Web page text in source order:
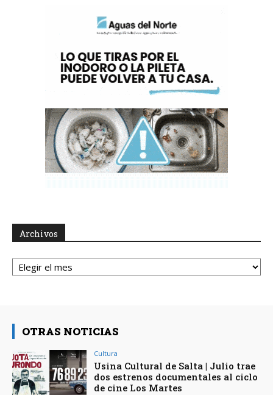
Archivos
Archivos
OTRAS NOTICIAS
Cultura
Usina Cultural de Salta | Julio trae
dos estrenos documentales al ciclo
de cine Los Martes